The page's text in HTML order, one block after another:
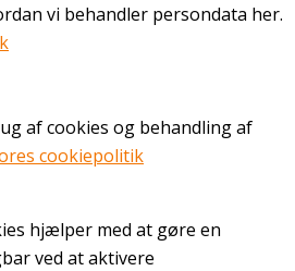
vi behandler persondata her.
af cookies og behandling af
cookiepolitik
hjælper med at gøre en
ved at aktivere